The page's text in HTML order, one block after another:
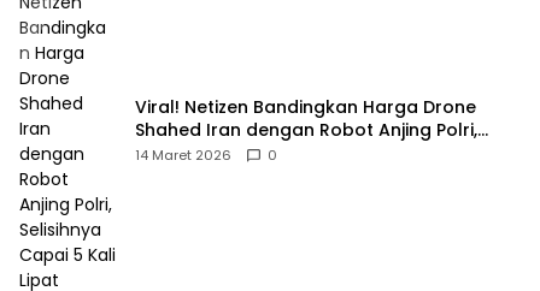
Viral! Netizen Bandingkan Harga Drone
Shahed Iran dengan Robot Anjing Polri,
Selisihnya Capai 5 Kali Lipat
14 Maret 2026 0